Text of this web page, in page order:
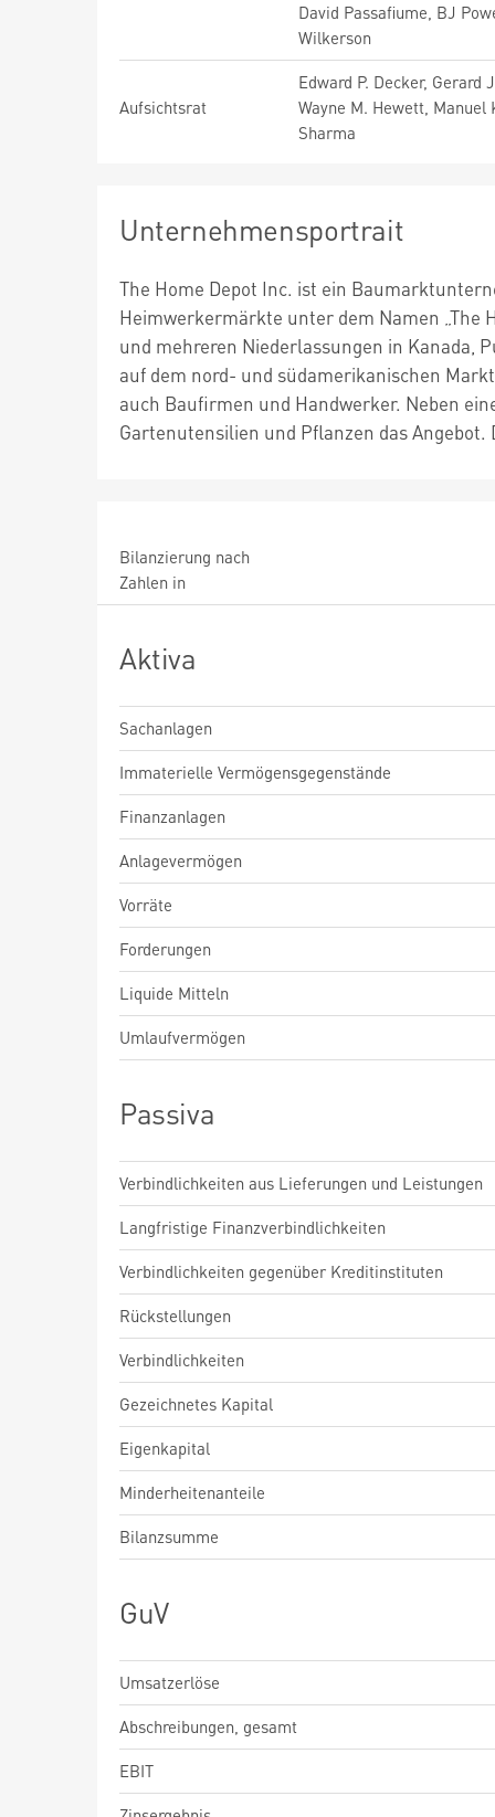
David Passafiume, BJ
Wilkerson
Aufsichtsrat
Edward P. Decker,
Wayne M. Hewett,
Sharma
Unternehmensportrait
The Home Depot Inc. ist ein
Heimwerkermärkte unter dem Namen „The
und mehreren Niederlassungen in Kanada,
auf dem nord- und südamerikanischen
auch Baufirmen und Handwerker. Neben
Gartenutensilien und Pflanzen das
Bilanzierung nach
Zahlen in
Aktiva
Sachanlagen
Immaterielle Vermögensgegenstände
Finanzanlagen
Anlagevermögen
Vorräte
Forderungen
Liquide Mitteln
Umlaufvermögen
Passiva
Verbindlichkeiten aus Lieferungen und Leistungen
Langfristige Finanzverbindlichkeiten
Verbindlichkeiten gegenüber Kreditinstituten
Rückstellungen
Verbindlichkeiten
Gezeichnetes Kapital
Eigenkapital
Minderheitenanteile
Bilanzsumme
GuV
Umsatzerlöse
Abschreibungen, gesamt
EBIT